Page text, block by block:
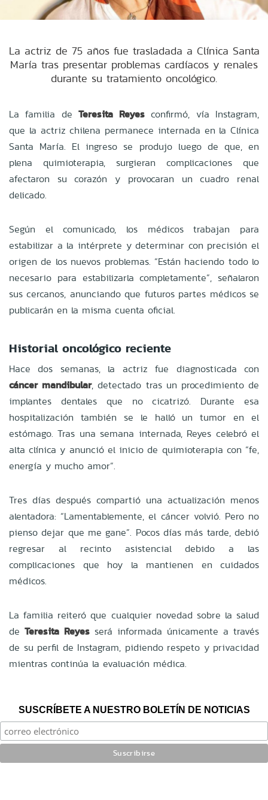
La actriz de 75 años fue trasladada a Clínica Santa
María tras presentar problemas cardíacos y renales
durante su tratamiento oncológico.
La familia de Teresita Reyes confirmó, vía Instagram,
que la actriz chilena permanece internada en la Clínica
Santa María. El ingreso se produjo luego de que, en
plena quimioterapia, surgieran complicaciones que
afectaron su corazón y provocaran un cuadro renal
delicado.
Según el comunicado, los médicos trabajan para
estabilizar a la intérprete y determinar con precisión el
origen de los nuevos problemas. “Están haciendo todo lo
necesario para estabilizarla completamente”, señalaron
sus cercanos, anunciando que futuros partes médicos se
publicarán en la misma cuenta oficial.
Historial oncológico reciente
Hace dos semanas, la actriz fue diagnosticada con
cáncer mandibular, detectado tras un procedimiento de
implantes dentales que no cicatrizó. Durante esa
hospitalización también se le halló un tumor en el
estómago. Tras una semana internada, Reyes celebró el
alta clínica y anunció el inicio de quimioterapia con “fe,
energía y mucho amor”.
Tres días después compartió una actualización menos
alentadora: “Lamentablemente, el cáncer volvió. Pero no
pienso dejar que me gane”. Pocos días más tarde, debió
regresar al recinto asistencial debido a las
complicaciones que hoy la mantienen en cuidados
médicos.
La familia reiteró que cualquier novedad sobre la salud
de Teresita Reyes será informada únicamente a través
de su perfil de Instagram, pidiendo respeto y privacidad
mientras continúa la evaluación médica.
SUSCRÍBETE A NUESTRO BOLETÍN DE NOTICIAS